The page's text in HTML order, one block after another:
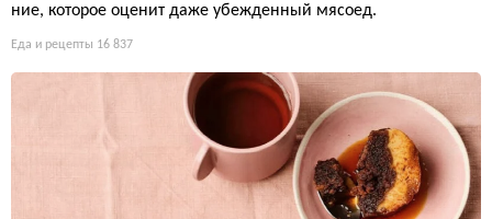
ние, которое оценит даже убежденный мясоед.
Еда и рецепты 16 837